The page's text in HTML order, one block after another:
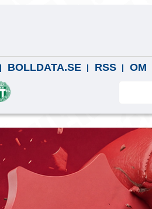
BOLLDATA.SE RSS OM